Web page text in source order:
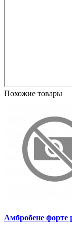
Похожие товары
Амбробене